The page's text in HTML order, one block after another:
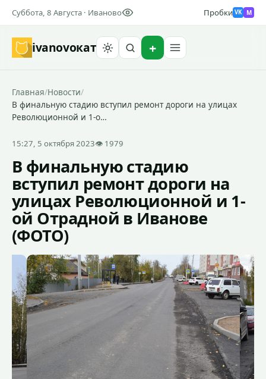
Суббота, 8 Августа · Иваново Пробки VK M
ivanovoкат
Главная/Новости/
В финальную стадию вступил ремонт дороги на улицах
Революционной и 1-о…
15:27, 5 октября 2023👁 1979
В финальную стадию
вступил ремонт дороги на
улицах Революционной и 1-
ой Отрадной в Иванове
(ФОТО)